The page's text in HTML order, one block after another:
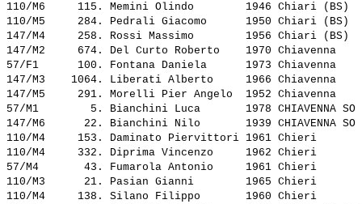
110/M6     115. Memini Olindo
1946 Chiari
110/M5     284. Pedrali Giacomo
1950 Chiari
147/M4     258. Rossi Massimo
1956 Chiari
147/M2     674. Del Curto Roberto
1970
57/F1      100. Fontana Daniela
1973
147/M3    1064. Liberati Alberto
1966
147/M5     291. Morelli Pier Angelo
1952
57/M1        5. Bianchini Luca
1978
147/M6      22. Bianchini Nilo
1939
110/M4     153. Daminato Piervittori 1961 Chieri
110/M4     332. Diprima Vincenzo
1962 Chieri
57/M4       43. Fumarola Antonio
1961 Chieri
110/M3      21. Pasian Gianni
1965 Chieri
110/M4     138. Silano Filippo
1960 Chieri